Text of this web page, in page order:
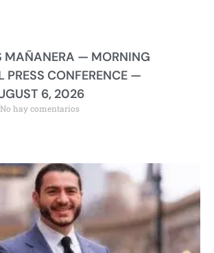
MAÑANERA — MORNING
PRESS CONFERENCE —
6, 2026
No hay comentarios